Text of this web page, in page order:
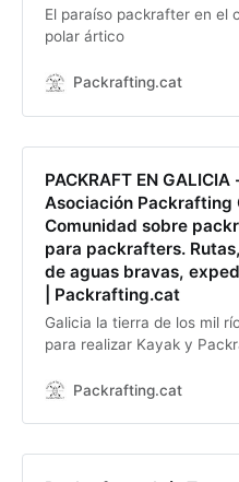
El paraíso packrafter en el
polar ártico
Packrafting.cat
PACKRAFT EN GALICIA
Asociación Packrafting
Comunidad sobre
para packrafters.
de aguas bravas,
| Packrafting.cat
Galicia la tierra de los mil
para realizar Kayak y
Packrafting.cat